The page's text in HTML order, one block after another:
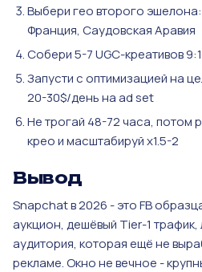
Выбери гео второго
Франция, Саудовская Аравия
Собери 5-7 UGC-креативов
Запусти с оптимизацией на
20-30$/день на ad set
Не трогай 48-72 часа, потом
крео и масштабируй х1.5-2
Вывод
Snapchat в 2026 - это FB
аукцион, дешёвый Tier-1
аудитория, которая ещё не
рекламе. Окно не вечное -